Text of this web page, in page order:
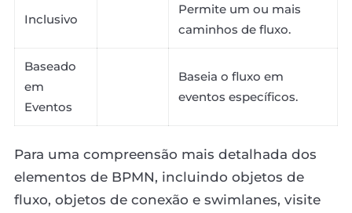
Inclusivo
Permite um ou mais
caminhos de fluxo.
Baseado
em
Eventos
Baseia o fluxo em
eventos específicos.
Para uma compreensão mais detalhada dos
elementos de BPMN, incluindo objetos de
fluxo, objetos de conexão e swimlanes, visite